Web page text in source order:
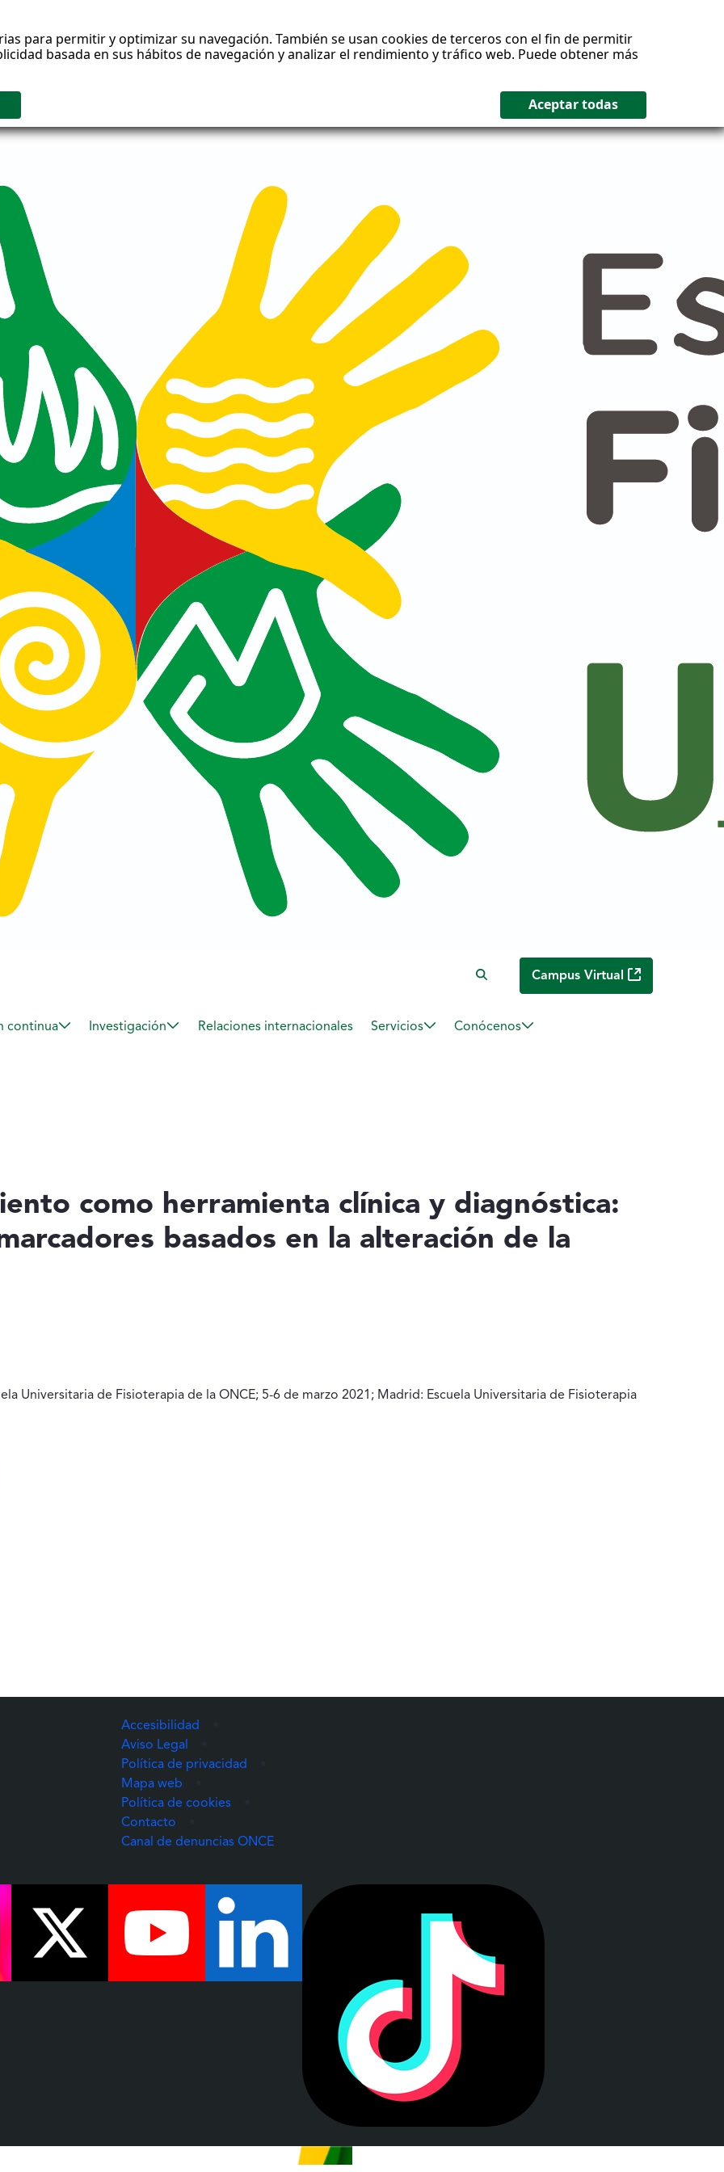
para permitir y optimizar su navegación. También se usan cookies de terceros con el fin de permitir
basada en sus hábitos de navegación y analizar el rendimiento y tráfico web. Puede obtener más
Campus Virtual
continua Investigación Relaciones internacionales Servicios Conócenos
como herramienta clínica y diagnóstica:
basados en la alteración de la
Universitaria de Fisioterapia de la ONCE; 5-6 de marzo 2021; Madrid: Escuela Universitaria de Fisioterapia
Accesibilidad
Aviso Legal
Política de privacidad
Mapa web
Política de cookies
Contacto
Canal de denuncias ONCE(Abre una nueva ventana)